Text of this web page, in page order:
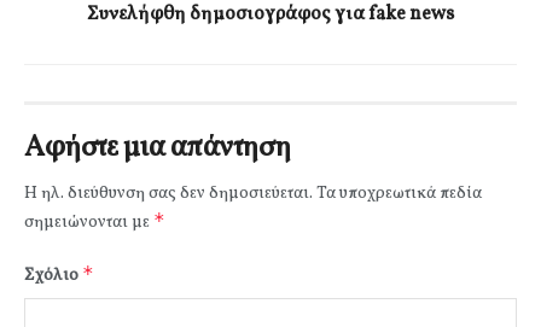
Συνελήφθη δημοσιογράφος για fake news
Αφήστε μια απάντηση
Η ηλ. διεύθυνση σας δεν δημοσιεύεται. Τα υποχρεωτικά πεδία
σημειώνονται με *
Σχόλιο *